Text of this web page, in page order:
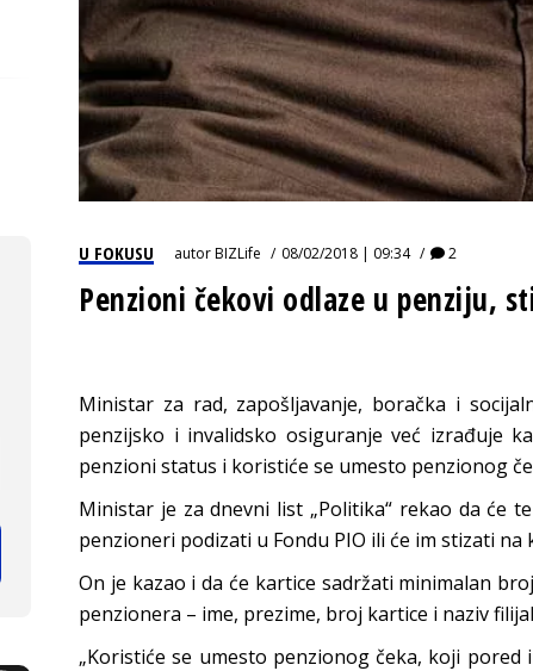
U FOKUSU autorBIZLife 08/02/2018 | 09:34 2
Penzioni čekovi odlaze u penziju,
Ministar za rad, zapošljavanje, boračka i
penzijsko i invalidsko osiguranje već izrađuje
penzioni status i koristiće se umesto penzionog
Ministar je za dnevni list „Politika“ rekao da će
penzioneri podizati u Fondu PIO ili će im stizati
On je kazao i da će kartice sadržati minimalan
penzionera – ime, prezime, broj kartice i naziv
„Koristiće se umesto penzionog čeka, koji